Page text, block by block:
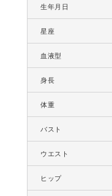
生年月日
星座
血液型
身長
体重
バスト
ウエスト
ヒップ